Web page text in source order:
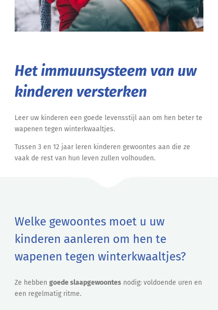
Het immuunsysteem van uw
kinderen versterken
Leer uw kinderen een goede levensstijl aan om hen beter te
wapenen tegen winterkwaaltjes.
Tussen 3 en 12 jaar leren kinderen gewoontes aan die ze
vaak de rest van hun leven zullen volhouden.
Welke gewoontes moet u uw
kinderen aanleren om hen te
wapenen tegen winterkwaaltjes?
Ze hebben goede slaapgewoontes nodig: voldoende uren en
een regelmatig ritme.